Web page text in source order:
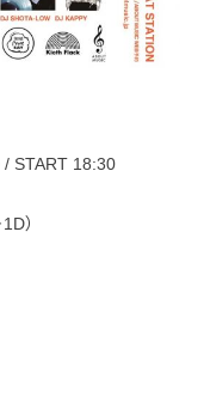
/ START 18:30
）